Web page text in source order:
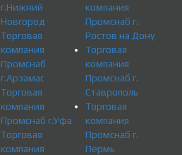
г.Нижний
Новгород
Торговая
компания
Промснаб
г.Арзамас
Торговая
компания
Промснаб г.Уфа
Торговая
компания
компания
Промснаб г.
Ростов на Дону
Торговая
компания
Промснаб г.
Ставрополь
Торговая
компания
Промснаб г.
Пермь